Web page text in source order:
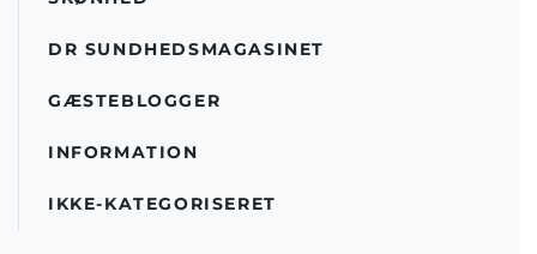
DR SUNDHEDSMAGASINET
GÆSTEBLOGGER
INFORMATION
IKKE-KATEGORISERET